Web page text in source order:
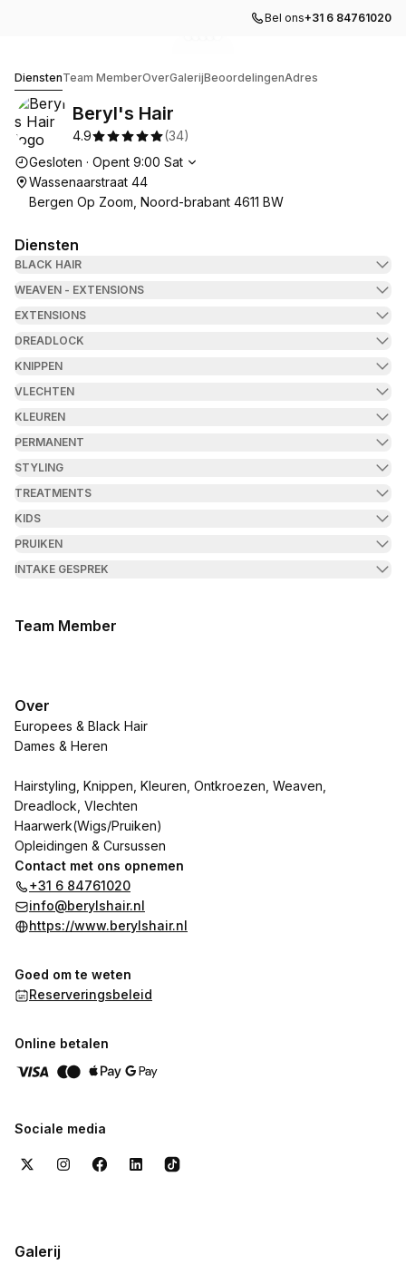
Bel ons+31 6 84761020
DienstenTeam MemberOverGalerijBeoordelingenAdres
Beryl's Hair
4.9 (34)
Openingstijden
Gesloten · Opent 9:00 Sat
Wassenaarstraat 44
Bergen Op Zoom, Noord-brabant 4611 BW
Diensten
BLACK HAIR
WEAVEN - EXTENSIONS
EXTENSIONS
DREADLOCK
KNIPPEN
VLECHTEN
KLEUREN
PERMANENT
STYLING
TREATMENTS
KIDS
PRUIKEN
INTAKE GESPREK
Team Member
Over
Europees & Black Hair
Dames & Heren
Hairstyling, Knippen, Kleuren, Ontkroezen, Weaven,
Dreadlock, Vlechten
Haarwerk(Wigs/Pruiken)
Opleidingen & Cursussen
Contact met ons opnemen
+31 6 84761020
info@berylshair.nl
https://www.berylshair.nl
Goed om te weten
Reserveringsbeleid
Online betalen
Sociale media
Galerij